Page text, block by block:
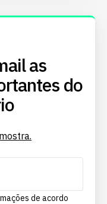
as
do
de acordo